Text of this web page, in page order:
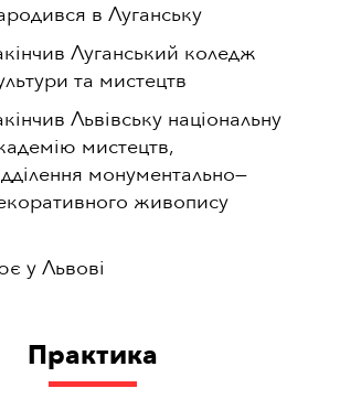
в Луганську
Луганський коледж
та мистецтв
Львівську національну
мистецтв,
монументально—
живопису
у Львові
Практика